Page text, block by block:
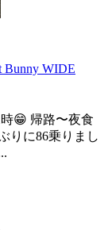
Bunny WIDE
😁 帰路〜夜食
りに86乗りまし